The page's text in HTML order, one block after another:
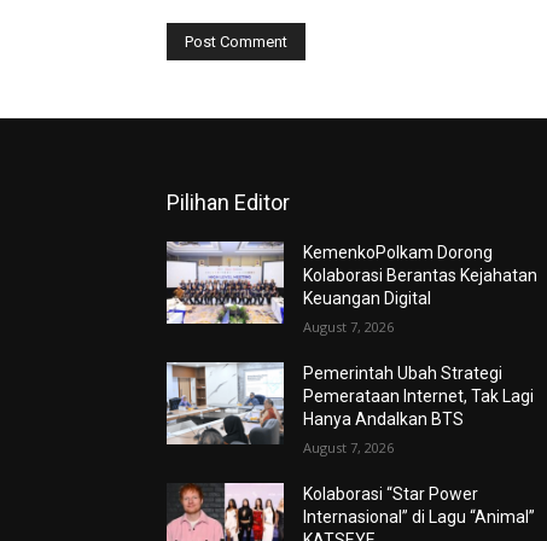
Pilihan Editor
KemenkoPolkam Dorong
Kolaborasi Berantas Kejahatan
Keuangan Digital
August 7, 2026
Pemerintah Ubah Strategi
Pemerataan Internet, Tak Lagi
Hanya Andalkan BTS
August 7, 2026
Kolaborasi “Star Power
Internasional” di Lagu “Animal”